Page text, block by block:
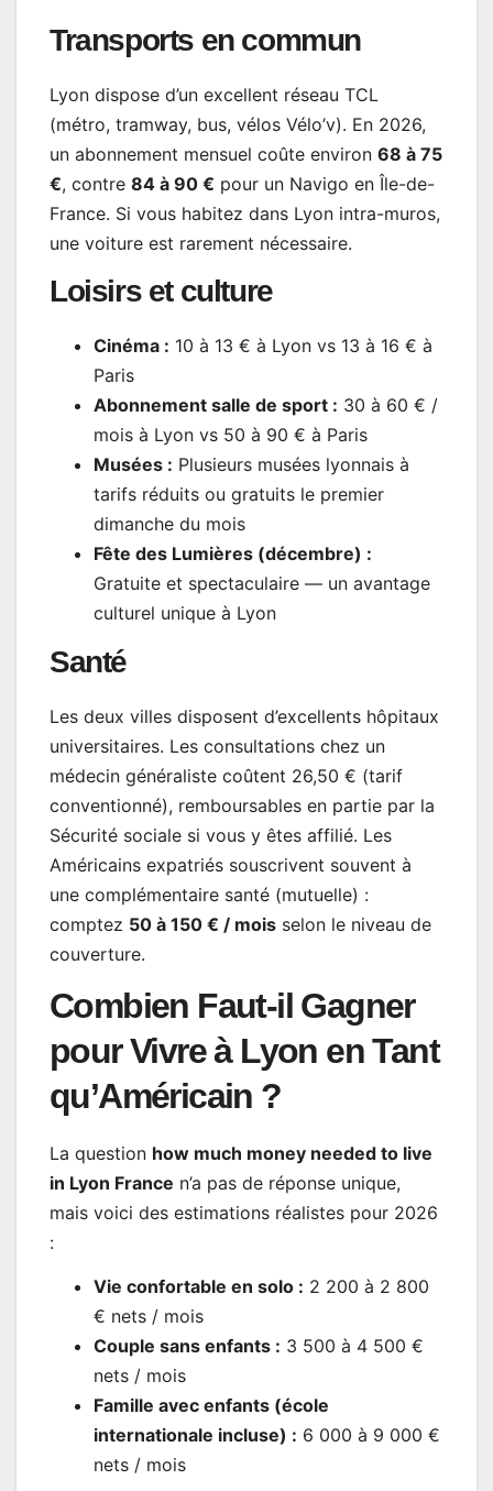
Transports en commun
Lyon dispose d’un excellent réseau TCL
(métro, tramway, bus, vélos Vélo’v). En 2026,
un abonnement mensuel coûte environ 68 à 75
€, contre 84 à 90 € pour un Navigo en Île-de-
France. Si vous habitez dans Lyon intra-muros,
une voiture est rarement nécessaire.
Loisirs et culture
Cinéma : 10 à 13 € à Lyon vs 13 à 16 € à
Paris
Abonnement salle de sport : 30 à 60 € /
mois à Lyon vs 50 à 90 € à Paris
Musées : Plusieurs musées lyonnais à
tarifs réduits ou gratuits le premier
dimanche du mois
Fête des Lumières (décembre) :
Gratuite et spectaculaire — un avantage
culturel unique à Lyon
Santé
Les deux villes disposent d’excellents hôpitaux
universitaires. Les consultations chez un
médecin généraliste coûtent 26,50 € (tarif
conventionné), remboursables en partie par la
Sécurité sociale si vous y êtes affilié. Les
Américains expatriés souscrivent souvent à
une complémentaire santé (mutuelle) :
comptez 50 à 150 € / mois selon le niveau de
couverture.
Combien Faut-il Gagner
pour Vivre à Lyon en Tant
qu’Américain ?
La question how much money needed to live
in Lyon France n’a pas de réponse unique,
mais voici des estimations réalistes pour 2026
:
Vie confortable en solo : 2 200 à 2 800
€ nets / mois
Couple sans enfants : 3 500 à 4 500 €
nets / mois
Famille avec enfants (école
internationale incluse) : 6 000 à 9 000 €
nets / mois